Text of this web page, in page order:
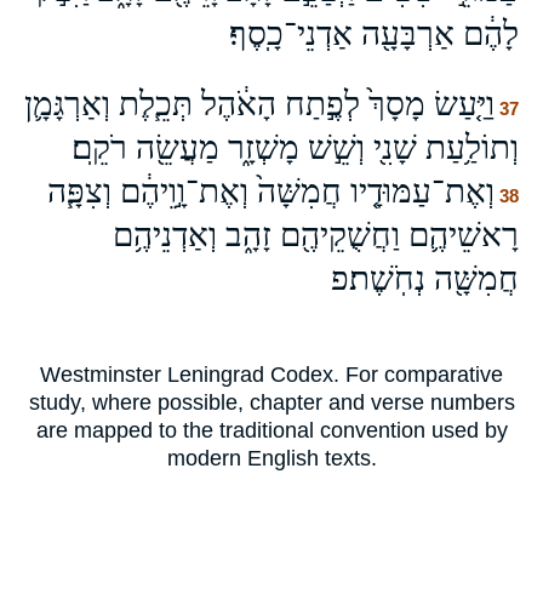
לָהֶ֔ם אַרְבָּעָ֖ה אַדְנֵי־כָֽסֶף׃
37 וַיַּ֤עַשׂ מָסָךְ֙ לְפֶ֣תַח הָאֹ֔הֶל תְּכֵ֧לֶת וְאַרְגָּמָ֛ן
וְתוֹלַ֥עַת שָׁנִ֖י וְשֵׁ֣שׁ מָשְׁזָ֑ר מַעֲשֵׂ֖ה רֹקֵֽם׃
38 וְאֶת־עַמּוּדָ֤יו חֲמִשָּׁה֙ וְאֶת־וָ֣וֵיהֶ֔ם וְצִפָּ֧ה
רָאשֵׁיהֶ֛ם וַחֲשֻׁקֵיהֶ֖ם זָהָ֑ב וְאַדְנֵיהֶ֥ם
חֲמִשָּׁ֖ה נְחֹֽשֶׁת׃פ
Westminster Leningrad Codex. For comparative
study, where possible, chapter and verse numbers
are mapped to the traditional convention used by
modern English texts.